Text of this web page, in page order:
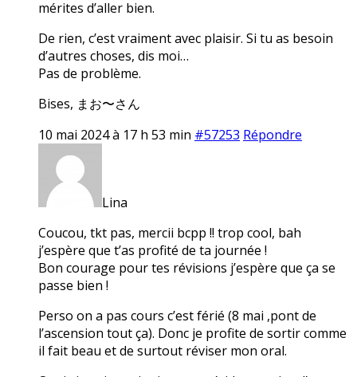
mérites d’aller bien.
De rien, c’est vraiment avec plaisir. Si tu as besoin
d’autres choses, dis moi…
Pas de problème.
Bises, まお〜さん
10 mai 2024 à 17 h 53 min #57253 Répondre
Lina
Coucou, tkt pas, mercii bcpp !! trop cool, bah
j’espère que t’as profité de ta journée !
Bon courage pour tes révisions j’espère que ça se
passe bien !
Perso on a pas cours c’est férié (8 mai ,pont de
l’ascension tout ça). Donc je profite de sortir comme
il fait beau et de surtout réviser mon oral.